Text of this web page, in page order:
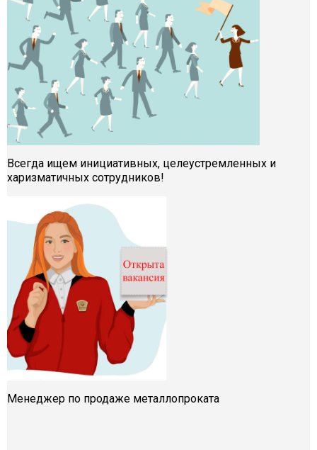
Всегда ищем инициативных, целеустремленных и
харизматичных сотрудников!
Менеджер по продаже металлопроката